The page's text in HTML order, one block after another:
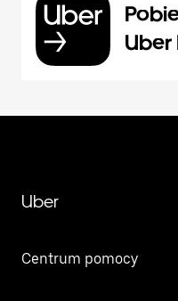
Uber
Uber
Centrum pomocy